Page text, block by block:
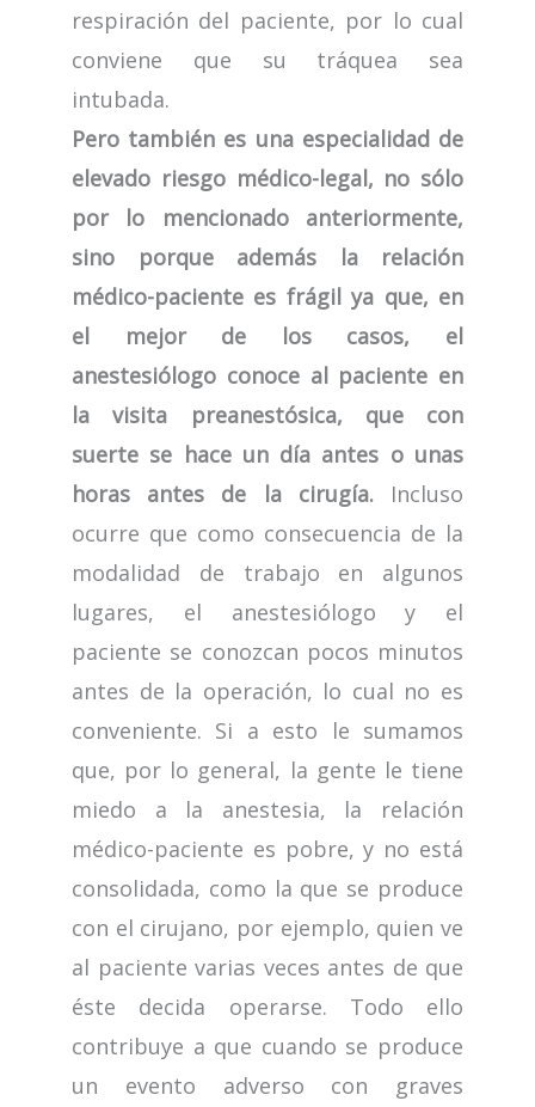
respiración del paciente, por lo cual
conviene que su tráquea sea
intubada.
Pero también es una especialidad de
elevado riesgo médico-legal, no sólo
por lo mencionado anteriormente,
sino porque además la relación
médico-paciente es frágil ya que, en
el mejor de los casos, el
anestesiólogo conoce al paciente en
la visita preanestósica, que con
suerte se hace un día antes o unas
horas antes de la cirugía.Incluso
ocurre que como consecuencia de la
modalidad de trabajo en algunos
lugares, el anestesiólogo y el
paciente se conozcan pocos minutos
antes de la operación, lo cual no es
conveniente. Si a esto le sumamos
que, por lo general, la gente le tiene
miedo a la anestesia, la relación
médico-paciente es pobre, y no está
consolidada, como la que se produce
con el cirujano, por ejemplo, quien ve
al paciente varias veces antes de que
éste decida operarse. Todo ello
contribuye a que cuando se produce
un evento adverso con graves